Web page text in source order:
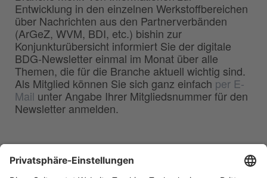
Entwicklung in den einzelnen Werkstoffbereichen
über Nachrichten aus den Partnerverbänden
(ArGeZ, WVM, BDI, etc.) bishin zur
Konjunkturübersicht informiert Sie der digitale
BDG-Newsletter einmal im Monat über alle
Themen, die für die Branche aktuell wichtig sind.
Als Mitglied können Sie sich ganz einfach per E-
Mail unter Angabe Ihrer Mitgliedsnummer für den
Newsletter anmelden.